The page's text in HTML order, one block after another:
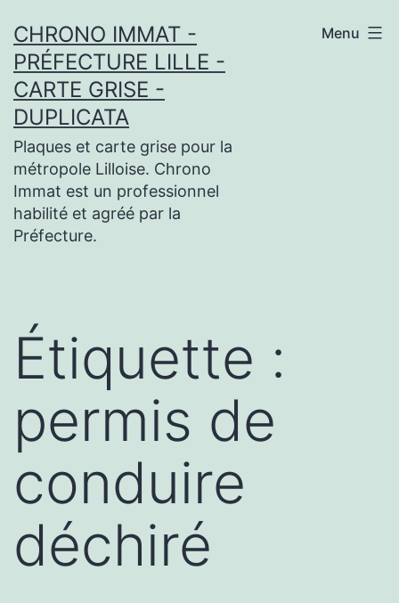
au
contenu
CHRONO IMMAT -
PRÉFECTURE LILLE -
CARTE GRISE -
DUPLICATA
Plaques et carte grise pour la
métropole Lilloise. Chrono
Immat est un professionnel
habilité et agréé par la
Préfecture.
Menu
Étiquette :
permis de
conduire
déchiré